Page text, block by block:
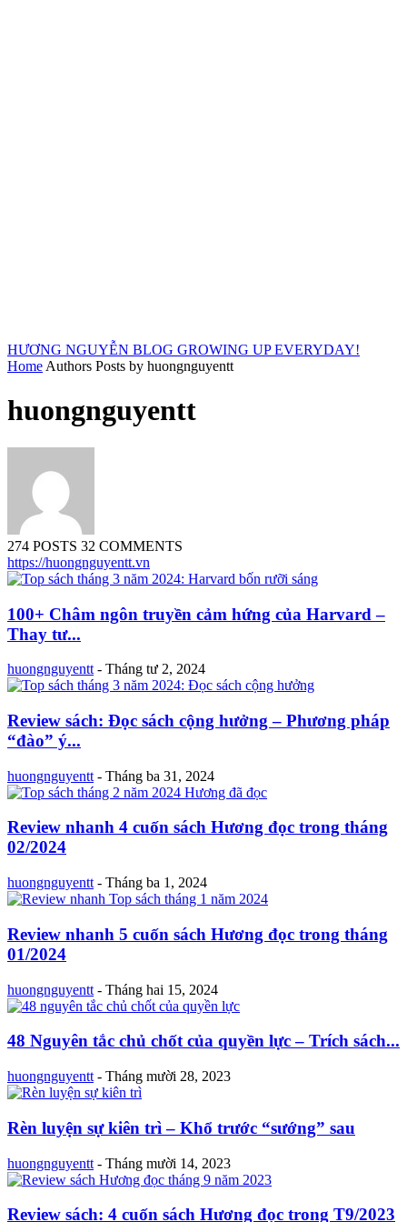
HƯƠNG NGUYỄN BLOG GROWING UP EVERYDAY!
Home Authors Posts by huongnguyentt
huongnguyentt
274 POSTS 32 COMMENTS
https://huongnguyentt.vn
100+ Châm ngôn truyền cảm hứng của Harvard –
Thay tư...
huongnguyentt - Tháng tư 2, 2024
Review sách: Đọc sách cộng hưởng – Phương pháp
“đào” ý...
huongnguyentt - Tháng ba 31, 2024
Review nhanh 4 cuốn sách Hương đọc trong tháng
02/2024
huongnguyentt - Tháng ba 1, 2024
Review nhanh 5 cuốn sách Hương đọc trong tháng
01/2024
huongnguyentt - Tháng hai 15, 2024
48 Nguyên tắc chủ chốt của quyền lực – Trích sách...
huongnguyentt - Tháng mười 28, 2023
Rèn luyện sự kiên trì – Khổ trước “sướng” sau
huongnguyentt - Tháng mười 14, 2023
Review sách: 4 cuốn sách Hương đọc trong T9/2023